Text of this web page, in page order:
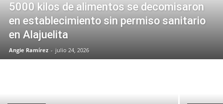
5000 kilos de alimentos se decomisaron
en establecimiento sin permiso sanitario
en Alajuelita
Angie Ramírez - julio 24, 2026